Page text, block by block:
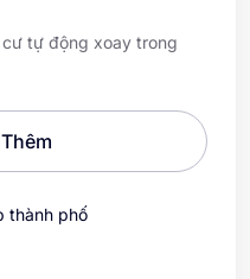
cư tự động xoay trong
thành phố